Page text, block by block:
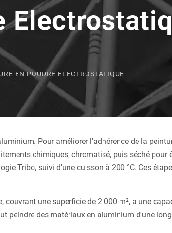
EN POUDRE ELECTROSTATIQUE
Pour améliorer l'adhérence de la
chimiques, chromatisé, puis séché pour
Tribo, suivi d'une cuisson à 200 °C. Ces
une superficie de 2 000 m², a une
peindre des matériaux en aluminium d'une